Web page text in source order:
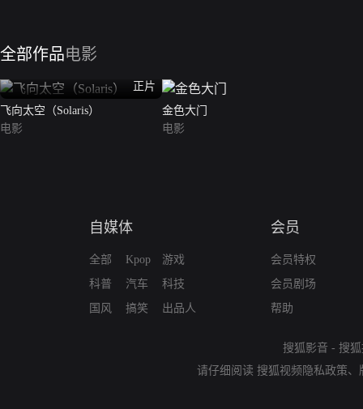
全部作品电影
正片
飞向太空（Solaris）
电影
金色大门
电影
自媒体
全部
科普
国风
Kpop
汽车
搞笑
游戏
科技
出品人
会员
会员特权
会员剧场
帮助
搜狐影音 - 搜
请仔细阅读 搜狐视频隐私政策、